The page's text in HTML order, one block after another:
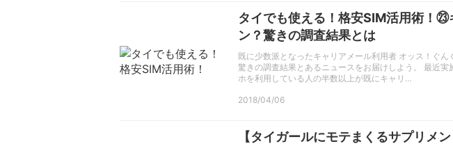
タイでも使える！格安SIM活用術！
ン？驚きの調査結果とは
既に少数派となったキャリアメール利用者 オッス！ぐ
驚きの調査結果とあるニュースをお届けしよう。 最近
ホを利用している人の半数以上が既にキャリ…
2018/04/06
【タイガールにモテまくるサプリメ